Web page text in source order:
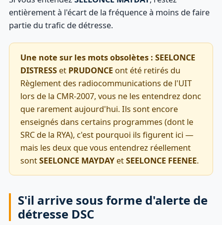
entièrement à l'écart de la fréquence à moins de faire
partie du trafic de détresse.
Une note sur les mots obsolètes : SEELONCE
DISTRESS et PRUDONCE ont été retirés du
Règlement des radiocommunications de l'UIT
lors de la CMR-2007, vous ne les entendrez donc
que rarement aujourd'hui. Ils sont encore
enseignés dans certains programmes (dont le
SRC de la RYA), c'est pourquoi ils figurent ici —
mais les deux que vous entendrez réellement
sontSEELONCE MAYDAY etSEELONCE FEENEE.
S'il arrive sous forme d'alerte de
détresse DSC